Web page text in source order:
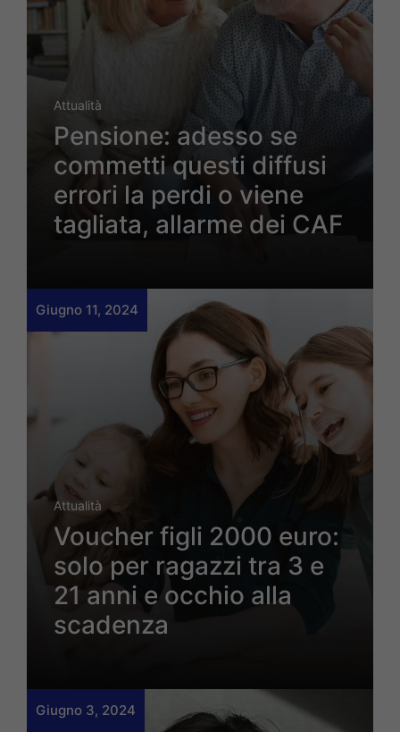
Attualità
Pensione: adesso se
commetti questi diffusi
errori la perdi o viene
tagliata, allarme dei CAF
Giugno 11, 2024
Attualità
Voucher figli 2000 euro:
solo per ragazzi tra 3 e
21 anni e occhio alla
scadenza
Giugno 3, 2024